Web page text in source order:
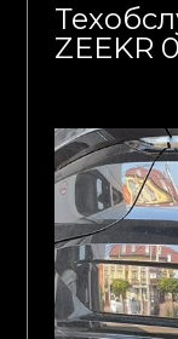
ZEEKR